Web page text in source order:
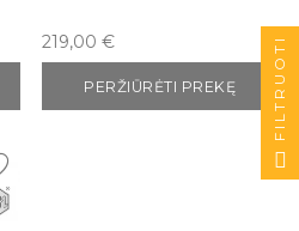
Kaina
219,00 €
PERŽIŪRĖTI PREKĘ FILTRUOTI